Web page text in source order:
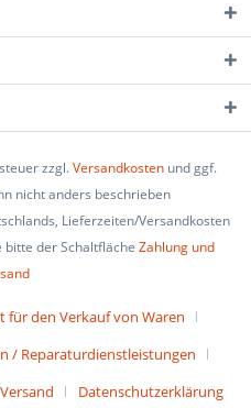
zzgl.Versandkosten und ggf.
nicht anders beschrieben
Lieferzeiten/Versandkosten
der Schaltfläche Zahlung und
für den Verkauf von Waren
/ Reparaturdienstleistungen
Datenschutzerklärung